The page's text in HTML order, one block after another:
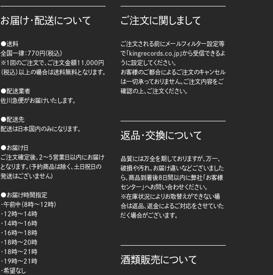
お届け・配送について
●送料
全国一律：770円（税込）
※1回のご注文で、ご注文金額11,000円
（税込）以上の場合は送料無料となります。
●配送業者
佐川急便がお届けいたします。
●配送先
配送は日本国内のみになります。
●お届け日
ご注文確定後、2～5営業日以内にお届け
となります。(予約商品は除く、土日祝日の
発送はございません)
●お届け時間指定
・午前中（8時～12時）
・12時～14時
・14時～16時
・16時～18時
・18時～20時
・18時～21時
・19時～21時
・希望なし
ご注文に関しまして
ご注文される前にメールフィルター設定等
で「kingrecords.co.jp」から受信できるよ
うに設定してください。
お客様のご都合によるご注文のキャンセル
は一切承っておりません。ご注文内容をご
確認の上、ご注文ください。
返品・交換について
品質には万全を期しておりますが、万一、
破損や汚れ、お届け違いなどございました
ら、商品到着後8日間以内に弊社「お客様
センター」へお問い合わせください。
※在庫状況によりお取替えができない場
合は返品、返金によるご対応をさせていた
だく場合がございます。
酒類販売について